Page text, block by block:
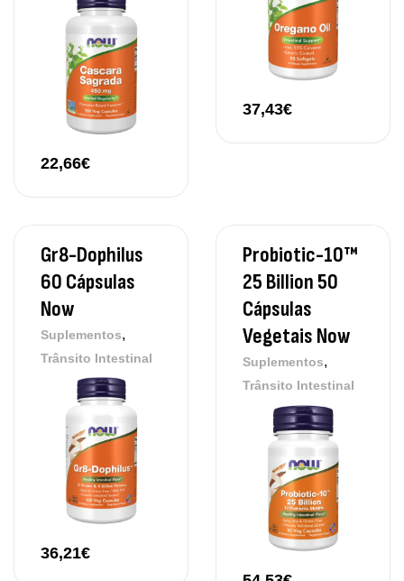
22,66€
37,43€
Gr8-Dophilus
60 Cápsulas
Now
Suplementos,
Trânsito Intestinal
36,21€
Probiotic-10™
25 Billion 50
Cápsulas
Vegetais Now
Suplementos,
Trânsito Intestinal